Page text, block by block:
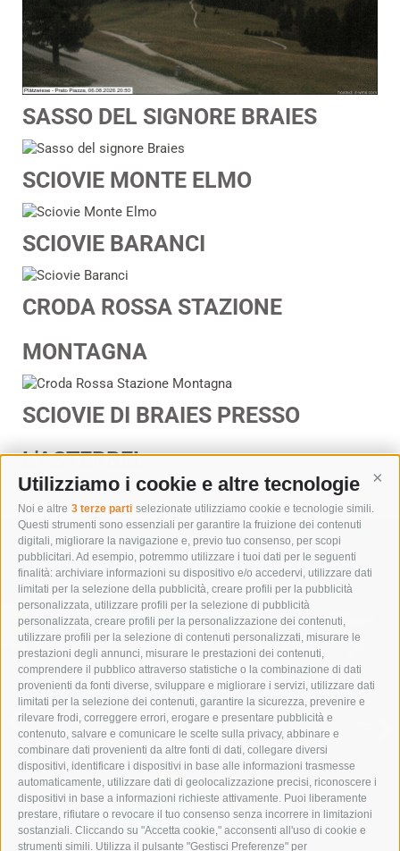
Utilizziamo i cookie e altre tecnologie
Noi e altre 3 terze parti selezionate utilizziamo cookie e tecnologie simili.
Questi strumenti sono essenziali per garantire la fruizione dei contenuti
digitali, migliorare la navigazione e, previo tuo consenso, per scopi
pubblicitari. Ad esempio, potremmo utilizzare i tuoi dati per le seguenti
finalità: archiviare informazioni su dispositivo e/o accedervi, utilizzare dati
limitati per la selezione della pubblicità, creare profili per la pubblicità
personalizzata, utilizzare profili per la selezione di pubblicità
personalizzata, creare profili per la personalizzazione dei contenuti,
utilizzare profili per la selezione di contenuti personalizzati, misurare le
prestazioni degli annunci, misurare le prestazioni dei contenuti,
comprendere il pubblico attraverso statistiche o la combinazione di dati
provenienti da fonti diverse, sviluppare e migliorare i servizi, utilizzare dati
limitati per la selezione dei contenuti, garantire la sicurezza, prevenire e
rilevare frodi, correggere errori, erogare e presentare pubblicità e
contenuto, salvare e comunicare le scelte sulla privacy, abbinare e
combinare dati provenienti da altre fonti di dati, collegare diversi
dispositivi, identificare i dispositivi in base alle informazioni trasmesse
automaticamente, utilizzare dati di geolocalizzazione precisi, riconoscere i
dispositivi in base a informazioni richieste attivamente. Puoi liberamente
prestare, rifiutare o revocare il tuo consenso senza incorrere in limitazioni
sostanziali. Cliccando su "Accetta cookie," acconsenti all'uso di cookie e
strumenti simili. Utilizza il pulsante "Gestisci Preferenze" per
SASSO DEL SIGNORE BRAIES
SCIOVIE MONTE ELMO
SCIOVIE BARANCI
CRODA ROSSA STAZIONE
MONTAGNA
SCIOVIE DI BRAIES PRESSO
L'ASTERBEL
IMMERGITI NELLA NATURA
VACANZE ESTIVE